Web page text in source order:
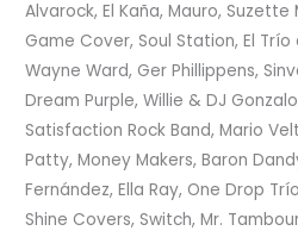
Alvarock, El Kaña, Mauro,
Game Cover, Soul Station, El Trío
Wayne Ward, Ger Phillippens,
Dream Purple, Willie & DJ
Satisfaction Rock Band, Mario
Patty, Money Makers, Baron
Fernández, Ella Ray, One Drop
Shine Covers, Switch, Mr.